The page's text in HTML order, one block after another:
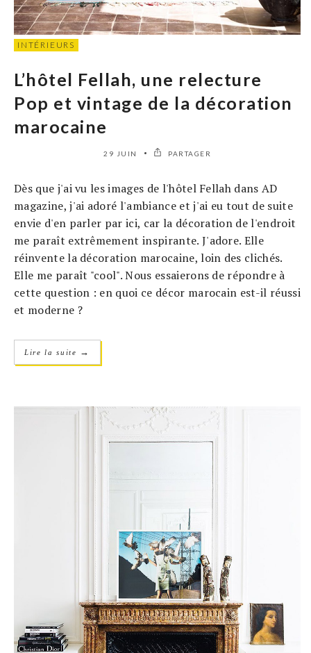
INTÉRIEURS
L’hôtel Fellah, une relecture
Pop et vintage de la décoration
marocaine
29 JUIN PARTAGER
Dès que j'ai vu les images de l'hôtel Fellah dans AD
magazine, j'ai adoré l'ambiance et j'ai eu tout de suite
envie d'en parler par ici, car la décoration de l'endroit
me paraît extrêmement inspirante. J'adore. Elle
réinvente la décoration marocaine, loin des clichés.
Elle me paraît "cool". Nous essaierons de répondre à
cette question : en quoi ce décor marocain est-il réussi
et moderne ?
Lire la suite →